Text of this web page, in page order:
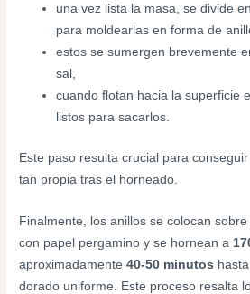
una vez lista la masa, se divide
para moldearlas en forma de
estos se sumergen brevemente
sal,
cuando flotan hacia la superficie
listos para sacarlos.
Este paso resulta crucial para
tan propia tras el horneado.
Finalmente, los anillos se colocan
con papel pergamino y se hornean a
aproximadamente40-50 minutos
dorado uniforme. Este proceso resalta